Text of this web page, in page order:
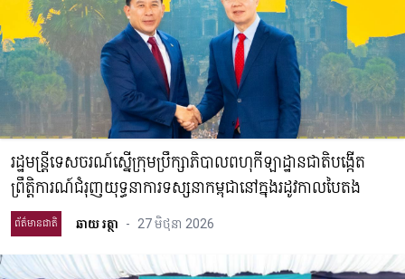
រដ្ឋមន្ត្រីទេសចរណ៍ស្នើក្រុមប្រឹក្សាភិបាលពហុកីឡាដ្ឋានជាតិបង្កើត
ព្រឹត្តិការណ៍ជំរុញយុទ្ធនាការទស្សនាកម្ពុជានៅក្នុងរដូវកាលបៃតង
ព័ត៌មានជាតិ ឆាយ រត្ថា - 27 មិថុនា 2026